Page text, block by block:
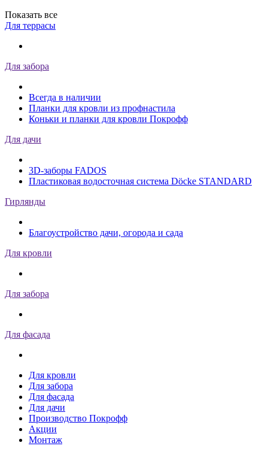
Показать все
Для террасы
Для забора
Всегда в наличии
Планки для кровли из профнастила
Коньки и планки для кровли Покрофф
Для дачи
3D-заборы FADOS
Пластиковая водосточная система Döcke STANDARD
Гирлянды
Благоустройство дачи, огорода и сада
Для кровли
Для забора
Для фасада
Для кровли
Для забора
Для фасада
Для дачи
Производство Покрофф
Акции
Монтаж